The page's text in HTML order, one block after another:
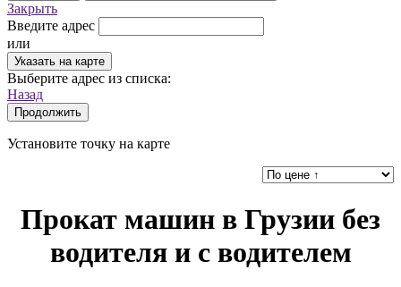
Закрыть
Введите адрес
или
Указать на карте
Выберите адрес из списка:
Назад
Продолжить
Установите точку на карте
Прокат машин в Грузии без
водителя и с водителем